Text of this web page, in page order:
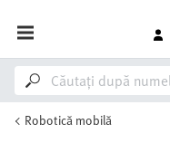
Robotică mobilă